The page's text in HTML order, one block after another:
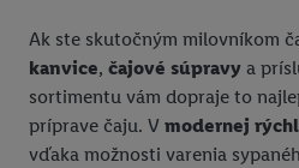
Ak ste skutočným milovníkom
kanvice, čajové súpravy a
sortimentu vám dopraje to
príprave čaju. V modernej
vďaka možnosti varenia